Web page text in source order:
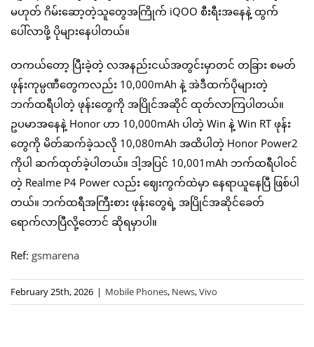
မဟုတ် ဂိမ်းဆော့တဲ့သူတွေအကြိုက် iQOO စီးရီးအနေနဲ့ ထွက်
ပေါ်လာဖို့ ပိုများနေပါတယ်။
တကယ်တော့ ပြီးခဲ့တဲ့ လအနည်းငယ်အတွင်းမှာတင် တခြား စမတ်
ဖုန်းကုမ္ပဏီတွေကလည်း 10,000mAh နဲ့ အဲဒီထက်ပိုများတဲ့
ဘက်ထရီပါတဲ့ ဖုန်းတွေကို အပြိုင်အဆိုင် ထုတ်လာကြပါတယ်။
ဥပမာအနေနဲ့ Honor ဟာ 10,000mAh ပါတဲ့ Win နဲ့ Win RT ဖုန်း
တွေကို မိတ်ဆက်ခဲ့သလို 10,080mAh အထိပါတဲ့ Honor Power2
ကိုပါ ဆက်ထုတ်ခဲ့ပါတယ်။ ဒါ့အပြင် 10,001mAh ဘက်ထရီပါဝင်
တဲ့ Realme P4 Power လည်း ဈေးကွက်ထဲမှာ နေရာယူနေပြီ ဖြစ်ပါ
တယ်။ ဘက်ထရီအကြီးစား ဖုန်းတွေရဲ့ အပြိုင်အဆိုင်ခေတ်
ရောက်လာပြီလို့တောင် ဆိုရမှာပါ။
Ref: gsmarena
February 25th, 2026 | Mobile Phones, News,Vivo